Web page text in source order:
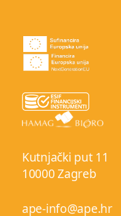
Kutnjački put 11
10000 Zagreb
ape-info@ape.hr